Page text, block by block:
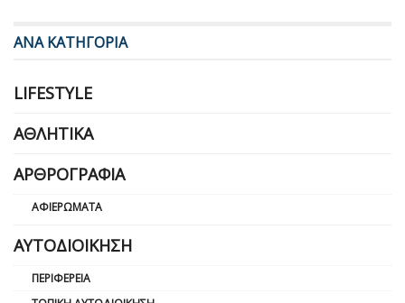
ΑΝΑ ΚΑΤΗΓΟΡΙΑ
LIFESTYLE
ΑΘΛΗΤΙΚΆ
ΑΡΘΡΟΓΡΑΦΊΑ
ΑΦΙΕΡΏΜΑΤΑ
ΑΥΤΟΔΙΟΊΚΗΣΗ
ΠΕΡΙΦΈΡΕΙΑ